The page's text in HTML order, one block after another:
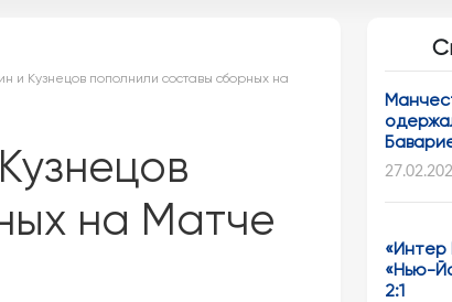
и Кузнецов пополнили составы сборных на
на Матче
«Нью-
2:1